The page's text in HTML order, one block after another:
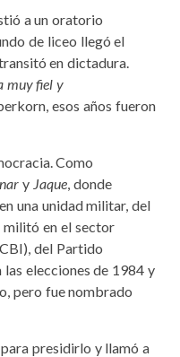
a un oratorio
de liceo llegó el
en dictadura.
muy fiel y
esos años fueron
Como
y Jaque, donde
una unidad militar, del
en el sector
del Partido
elecciones de 1984 y
pero fue nombrado
presidirlo y llamó a